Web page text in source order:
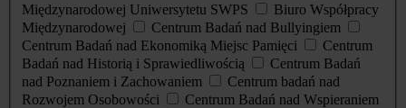
Międzynarodowej Uniwersytetu SWPS
Biuro Współpracy
Międzynarodowej
Centrum Badań nad Bullyingiem
Centrum Badań nad Ekonomiką Miejsc Pamięci
Centrum
Badań nad Historią i Sprawiedliwością
Centrum Badań
nad Poznaniem i Zachowaniem
Centrum badań nad
Rozwojem Osobowości
Centrum Badań nad Wspieraniem